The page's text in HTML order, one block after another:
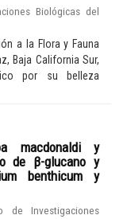
Biológicas del
a la Flora y Fauna
Baja California Sur,
por su belleza
macdonaldi y
de β-glucano y
benthicum y
de Investigaciones